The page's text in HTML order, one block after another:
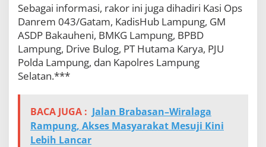
Sebagai informasi, rakor ini juga dihadiri Kasi Ops
Danrem 043/Gatam, KadisHub Lampung, GM
ASDP Bakauheni, BMKG Lampung, BPBD
Lampung, Drive Bulog, PT Hutama Karya, PJU
Polda Lampung, dan Kapolres Lampung
Selatan.***
BACA JUGA : Jalan Brabasan–Wiralaga
Rampung, Akses Masyarakat Mesuji Kini
Lebih Lancar